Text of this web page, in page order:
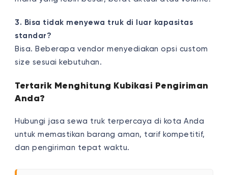
3. Bisa tidak menyewa truk di luar kapasitas
standar?
Bisa. Beberapa vendor menyediakan opsi custom
size sesuai kebutuhan.
Tertarik Menghitung Kubikasi Pengiriman
Anda?
Hubungi jasa sewa truk terpercaya di kota Anda
untuk memastikan barang aman, tarif kompetitif,
dan pengiriman tepat waktu.